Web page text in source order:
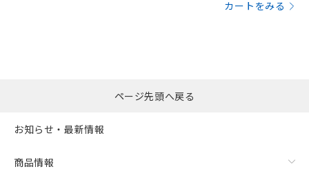
カートをみる
ページ先頭へ戻る
お知らせ・最新情報
商品情報